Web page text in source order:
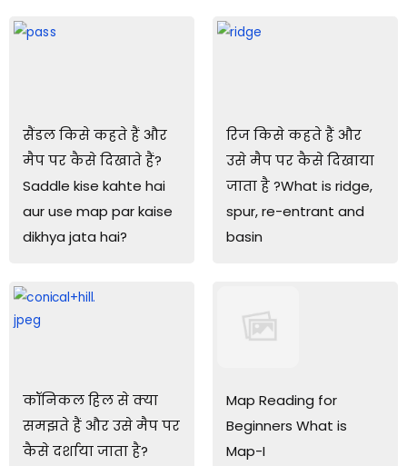
सैंडल किसे कहते हैं और
मैप पर कैसे दिखाते हैं?
Saddle kise kahte hai
aur use map par kaise
dikhya jata hai?
रिज किसे कहते हैं और
उसे मैप पर कैसे दिखाया
जाता है ?What is ridge,
spur, re-entrant and
basin
कॉनिकल हिल से क्या
समझते हैं और उसे मैप पर
कैसे दर्शाया जाता है?
Map Reading for
Beginners What is
Map-I